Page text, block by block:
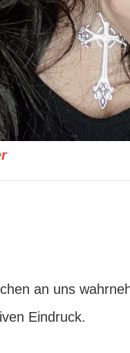
an uns
Eindruck.